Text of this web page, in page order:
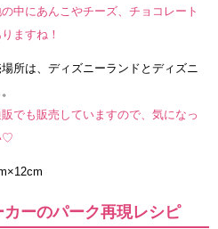
中にあんこやチーズ、チョコレート
ますね！
所は、ディズニーランドとディズニ
でも販売していますので、気になっ
♡
ーのパーク再現レシピ